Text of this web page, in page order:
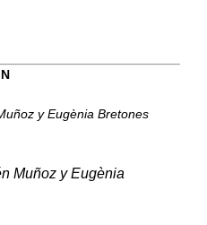
y Eugènia Bretones
Muñoz y Eugènia